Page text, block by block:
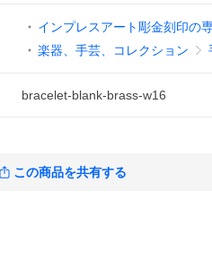
インプレスアート彫金刻印の
楽器、手芸、コレクション
bracelet-blank-brass-w16
この商品を共有する